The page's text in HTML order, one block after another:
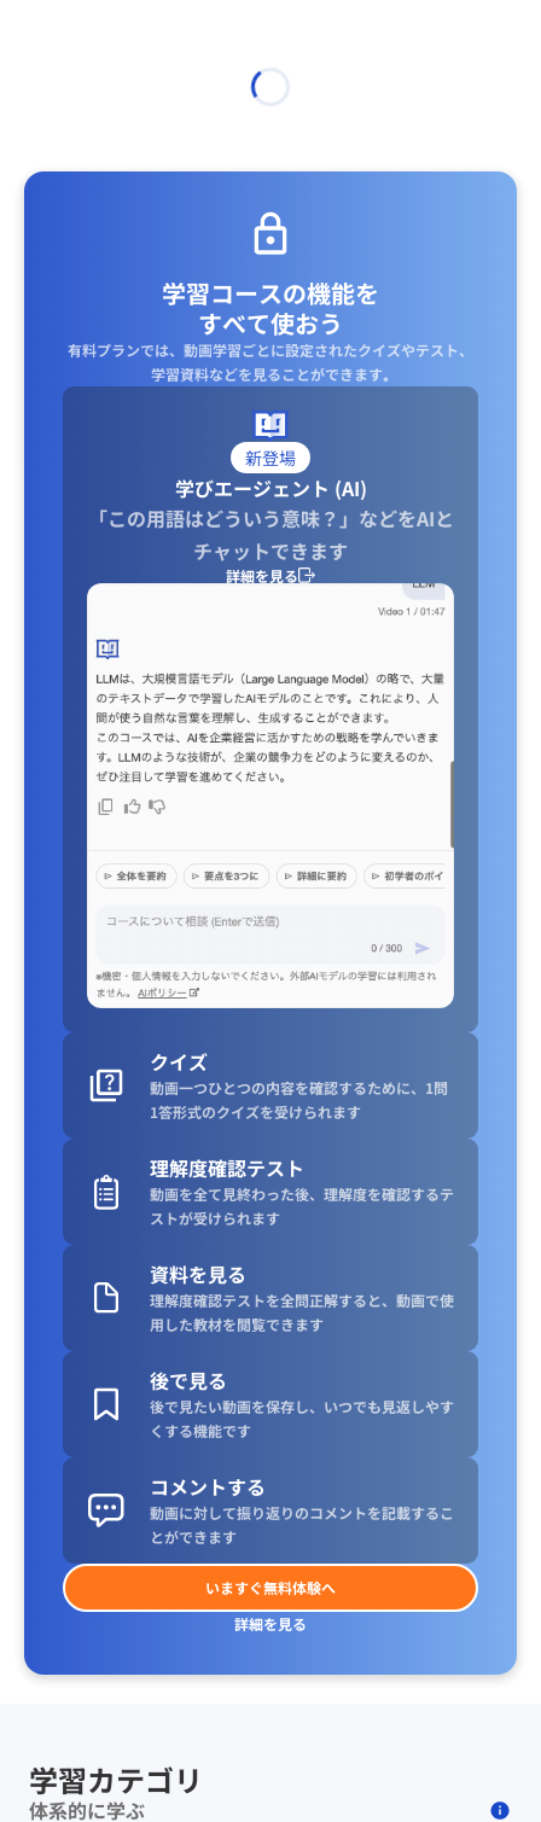
学習コースの機能を
すべて使おう
有料プランでは、動画学習ごとに設定されたクイズやテスト、
学習資料などを見ることができます｡
新登場
学びエージェント (AI)
「この用語はどういう意味？」などをAIと
チャットできます
詳細を見る
クイズ
動画一つひとつの内容を確認するために、1問
1答形式のクイズを受けられます
理解度確認テスト
動画を全て見終わった後、理解度を確認するテ
ストが受けられます
資料を見る
理解度確認テストを全問正解すると、動画で使
用した教材を閲覧できます
後で見る
後で見たい動画を保存し、いつでも見返しやす
くする機能です
コメントする
動画に対して振り返りのコメントを記載するこ
とができます
いますぐ無料体験へ
詳細を見る
学習カテゴリ
体系的に学ぶ